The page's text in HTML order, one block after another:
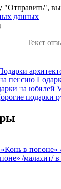
вы
данных
пенсию
на юбилей
подарки
/малахит/ в